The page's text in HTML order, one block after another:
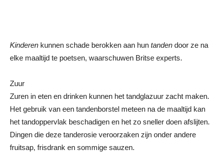
Kinderen kunnen schade berokken aan hun tanden door ze na
elke maaltijd te poetsen, waarschuwen Britse experts.
Zuur
Zuren in eten en drinken kunnen het tandglazuur zacht maken.
Het gebruik van een tandenborstel meteen na de maaltijd kan
het tandoppervlak beschadigen en het zo sneller doen afslijten.
Dingen die deze tanderosie veroorzaken zijn onder andere
fruitsap, frisdrank en sommige sauzen.